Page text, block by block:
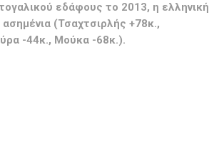
εδάφους το 2013, η ελληνική
(Τσαχτσιρλής +78κ.,
-44κ., Μούκα -68κ.).